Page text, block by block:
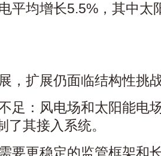
平均增长5.5%，其中太
，扩展仍面临结构性挑
足：风电场和太阳能电
其接入系统。
要更稳定的监管框架和